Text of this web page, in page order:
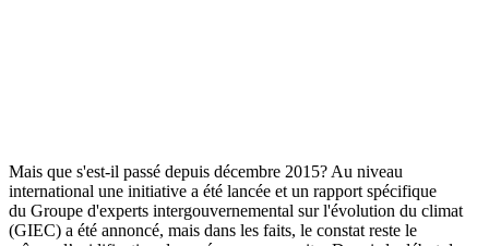
Mais que s'est-il passé depuis décembre 2015? Au niveau
international une initiative a été lancée et un rapport spécifique
du Groupe d'experts intergouvernemental sur l'évolution du climat
(GIEC) a été annoncé, mais dans les faits, le constat reste le